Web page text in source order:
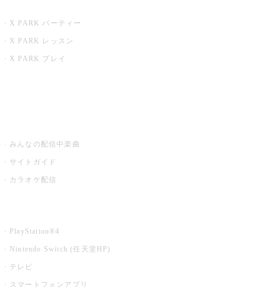
X PARK パーティー
X PARK レッスン
X PARK プレイ
みんなの配信中楽曲
サイトガイド
カラオケ配信
PlayStation®4
Nintendo Switch (任天堂HP)
テレビ
スマートフォンアプリ